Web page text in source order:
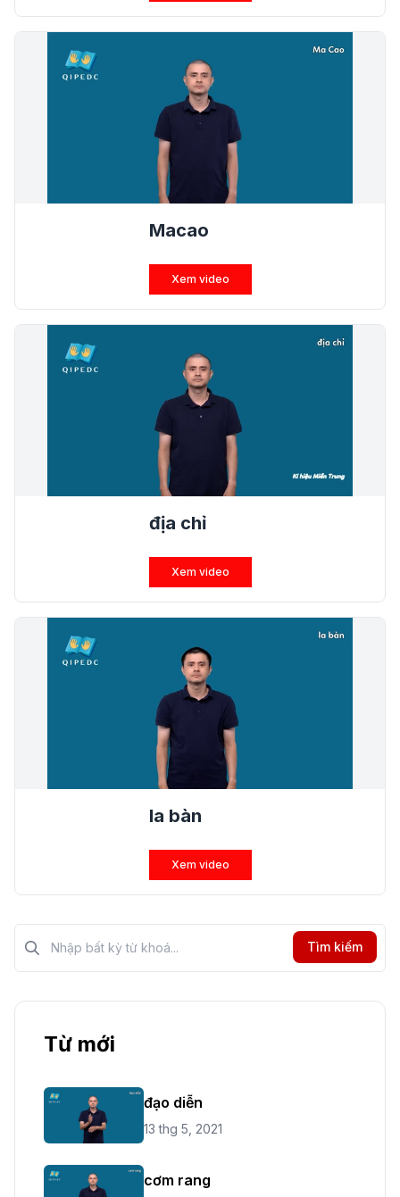
Macao
Xem video
địa chỉ
Xem video
la bàn
Xem video
Tìm kiếm?>
Tìm kiếm
Từ mới
đạo diễn
13 thg 5, 2021
cơm rang